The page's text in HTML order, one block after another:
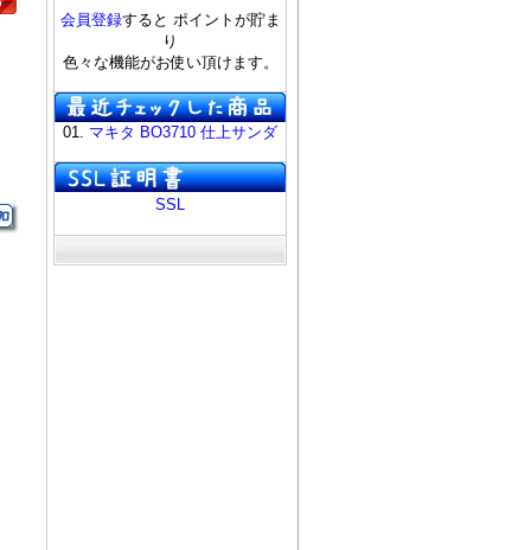
会員登録すると ポイントが貯ま
り
色々な機能がお使い頂けます。
01. マキタ BO3710 仕上サンダ
SSL